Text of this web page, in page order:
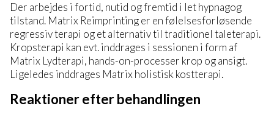
Der arbejdes i fortid, nutid og fremtid i let hypnagog
tilstand. Matrix Reimprinting er en følelsesforløsende
regressiv terapi og et alternativ til traditionel taleterapi.
Kropsterapi kan evt. inddrages i sessionen i form af
Matrix Lydterapi, hands-on-processer krop og ansigt.
Ligeledes inddrages Matrix holistisk kostterapi.
Reaktioner efter behandlingen